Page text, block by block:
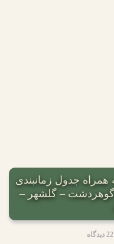
برق کرج درسال 1405 به همراه جدول زمانبندی
– گلشهر –
22 دیدگاه